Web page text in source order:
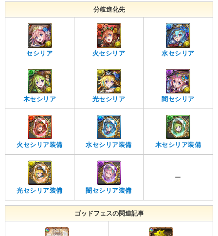
分岐進化先
セシリア 火セシリア 水セシリア
木セシリア 光セシリア 闇セシリア
火セシリア装備 水セシリア装備 木セシリア装備
光セシリア装備 闇セシリア装備
ー
ゴッドフェスの関連記事